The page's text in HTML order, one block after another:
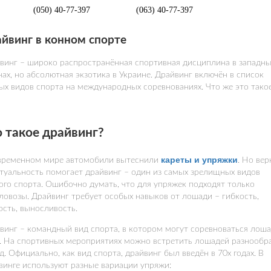
(050) 40-77-397 (063) 40-77-397
в конном спорте
– широко распространённая спортивная дисциплина в
но абсолютная экзотика в Украине. Драйвинг включён в список
видов спорта на международных соревнованиях. Что же это
такое драйвинг?
мире автомобили вытеснили кареты и упряжки . Но
помогает драйвинг – один из самых зрелищных видов
спорта. Ошибочно думать, что для упряжек подходят только
Драйвинг требует особых навыков от лошади – гибкость,
выносливость.
– командный вид спорта, в котором могут соревноваться
На спортивных мероприятиях можно встретить лошадей
Официально, как вид спорта, драйвинг был введён в 70х годах. В
используют разные вариации упряжи: